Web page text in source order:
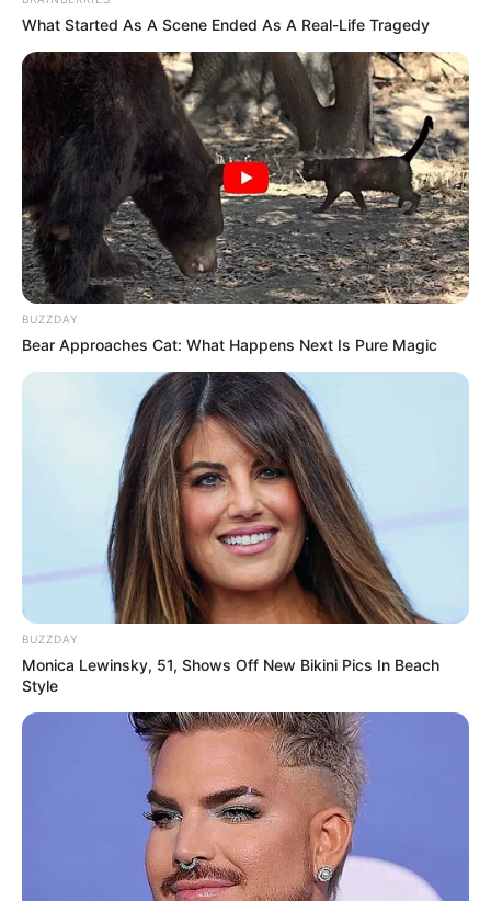
What Started As A Scene Ended As A Real-Life Tragedy
BUZZDAY
Bear Approaches Cat: What Happens Next Is Pure Magic
BUZZDAY
Monica Lewinsky, 51, Shows Off New Bikini Pics In Beach
Style